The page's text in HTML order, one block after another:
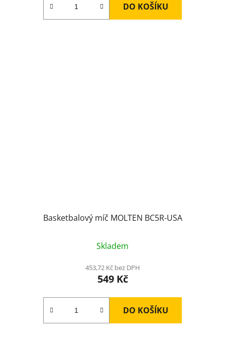
DO KOŠÍKU
Basketbalový míč MOLTEN BC5R-USA
Skladem
453,72 Kč bez DPH
549 Kč
DO KOŠÍKU